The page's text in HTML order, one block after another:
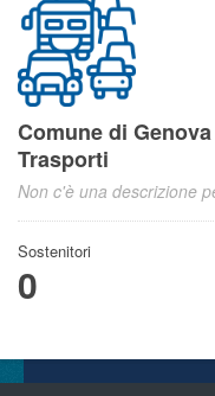
Comune di
Trasporti
Non c'è una descrizione
Sostenitori
0